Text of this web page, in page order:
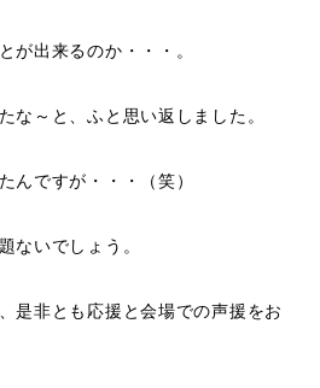
が出来るのか・・・。
な～と、ふと思い返しました。
んですが・・・（笑）
ないでしょう。
是非とも応援と会場での声援をお